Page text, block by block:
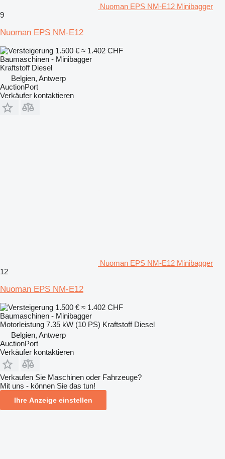
Nuoman EPS NM-E12 Minibagger
9
Nuoman EPS NM-E12
1.500 € ≈ 1.402 CHF
Baumaschinen - Minibagger
Kraftstoff Diesel
Belgien, Antwerp
AuctionPort
Verkäufer kontaktieren
Nuoman EPS NM-E12 Minibagger
12
Nuoman EPS NM-E12
1.500 € ≈ 1.402 CHF
Baumaschinen - Minibagger
Motorleistung 7.35 kW (10 PS) Kraftstoff Diesel
Belgien, Antwerp
AuctionPort
Verkäufer kontaktieren
Verkaufen Sie Maschinen oder Fahrzeuge?
Mit uns - können Sie das tun!
Ihre Anzeige einstellen